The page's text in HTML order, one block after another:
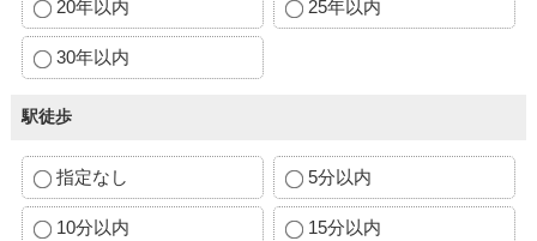
20年以内 25年以内
30年以内
駅徒歩
指定なし 5分以内
10分以内 15分以内